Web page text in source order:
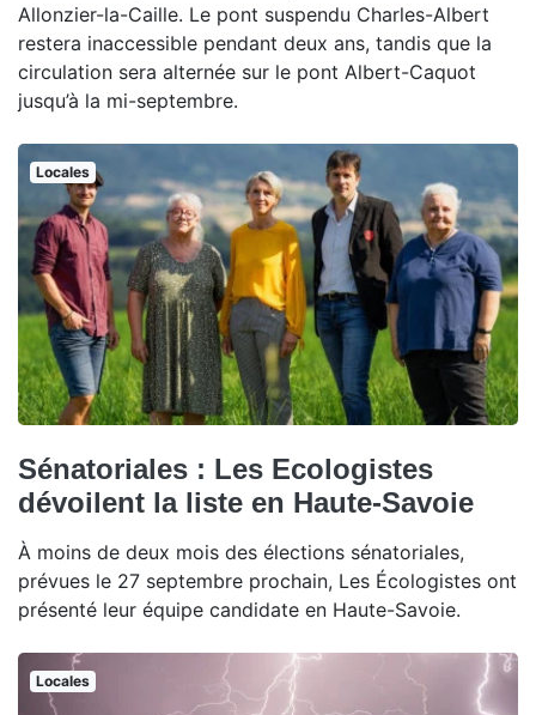
Allonzier-la-Caille. Le pont suspendu Charles-Albert
restera inaccessible pendant deux ans, tandis que la
circulation sera alternée sur le pont Albert-Caquot
jusqu’à la mi-septembre.
Locales
Sénatoriales : Les Ecologistes
dévoilent la liste en Haute-Savoie
À moins de deux mois des élections sénatoriales,
prévues le 27 septembre prochain, Les Écologistes ont
présenté leur équipe candidate en Haute-Savoie.
Locales